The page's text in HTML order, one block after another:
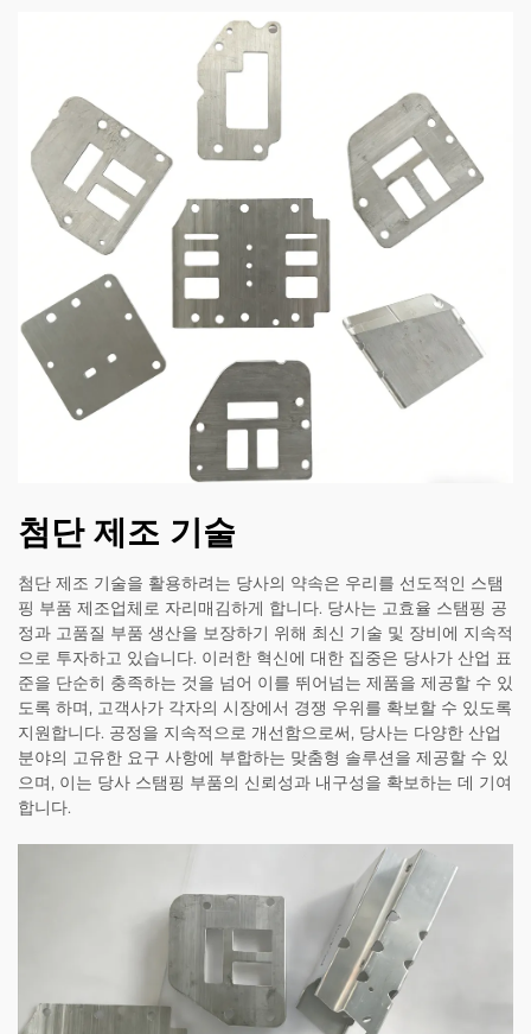
첨단 제조 기술
첨단 제조 기술을 활용하려는 당사의 약속은 우리를 선도적인 스탬
핑 부품 제조업체로 자리매김하게 합니다. 당사는 고효율 스탬핑 공
정과 고품질 부품 생산을 보장하기 위해 최신 기술 및 장비에 지속적
으로 투자하고 있습니다. 이러한 혁신에 대한 집중은 당사가 산업 표
준을 단순히 충족하는 것을 넘어 이를 뛰어넘는 제품을 제공할 수 있
도록 하며, 고객사가 각자의 시장에서 경쟁 우위를 확보할 수 있도록
지원합니다. 공정을 지속적으로 개선함으로써, 당사는 다양한 산업
분야의 고유한 요구 사항에 부합하는 맞춤형 솔루션을 제공할 수 있
으며, 이는 당사 스탬핑 부품의 신뢰성과 내구성을 확보하는 데 기여
합니다.